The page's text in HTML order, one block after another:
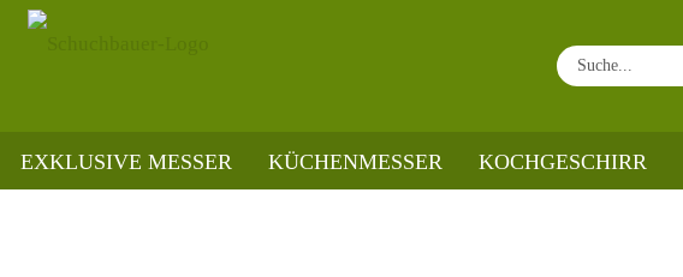
EXKLUSIVE MESSER KÜCHENMESSER KOCHGESCHIRR